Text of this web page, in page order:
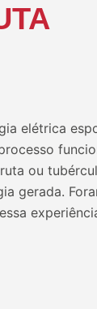
elétrica
ou
gerada.